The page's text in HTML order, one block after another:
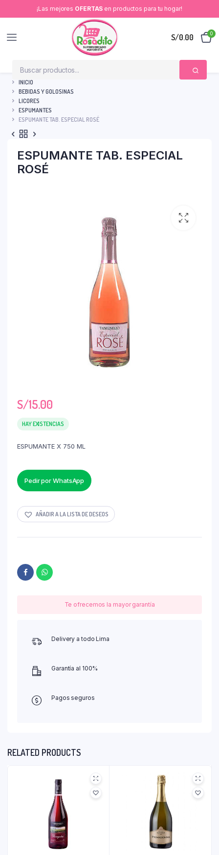
¡Las mejores OFERTAS en productos para tu hogar!
S/0.00 0
INICIO
BEBIDAS Y GOLOSINAS
LICORES
ESPUMANTES
ESPUMANTE TAB. ESPECIAL ROSÉ
ESPUMANTE TAB. ESPECIAL
ROSÉ
S/15.00
HAY EXISTENCIAS
ESPUMANTE X 750 ML
Pedir por WhatsApp
AÑADIR A LA LISTA DE DESEOS
Te ofrecemos la mayor garantía
Delivery a todo Lima
Garantía al 100%
Pagos seguros
RELATED PRODUCTS